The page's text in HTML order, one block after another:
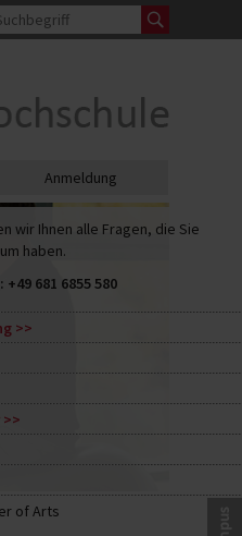
wir Ihnen alle Fragen, die Sie
haben.
+49 681 6855 580
Anmeldung
of Arts